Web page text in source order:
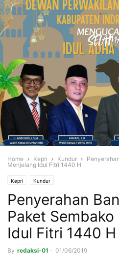
Home Kepri Kundur
Menjelang Idul Fitri 1440 H
Kepri Kundur
Penyerahan
Paket
Idul Fitri 1440 H
By redaksi-01 - 01/06/2019